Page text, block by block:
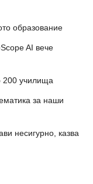
образование
AI вече
200 училища
за наши
несигурно, казва